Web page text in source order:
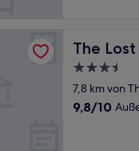
The
The Lost
3.5-
Sterne-
Unterkunft
7,8 km von
9.8
9,8/10